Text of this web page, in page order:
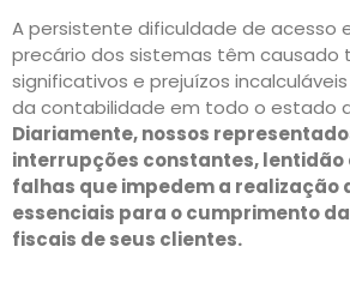
A persistente dificuldade de acesso
precário dos sistemas têm causado
significativos e prejuízos
da contabilidade em todo o estado
Diariamente, nossos
interrupções constantes, lentidão
falhas que impedem a realização
essenciais para o cumprimento
fiscais de seus clientes.